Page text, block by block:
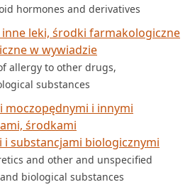
hormones and derivatives
inne leki, środki farmakologiczne
w wywiadzie
allergy to other drugs,
substances
moczopędnymi i innymi
środkami
substancjami biologicznymi
and other and unspecified
biological substances